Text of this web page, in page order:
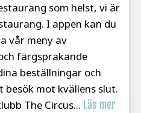
som helst, vi är
I appen kan du
vår meny av
färgsprakande
beställningar och
mot kvällens slut.
The Circus... Läs mer